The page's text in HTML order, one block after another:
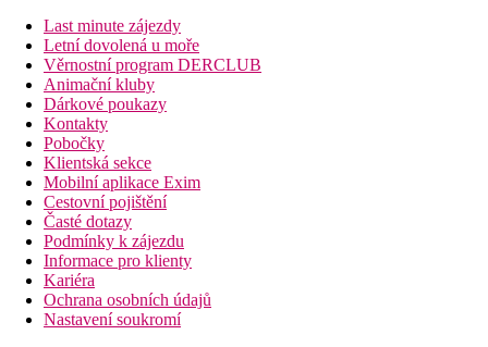
Last minute zájezdy
Letní dovolená u moře
Věrnostní program DERCLUB
Animační kluby
Dárkové poukazy
Kontakty
Pobočky
Klientská sekce
Mobilní aplikace Exim
Cestovní pojištění
Časté dotazy
Podmínky k zájezdu
Informace pro klienty
Kariéra
Ochrana osobních údajů
Nastavení soukromí